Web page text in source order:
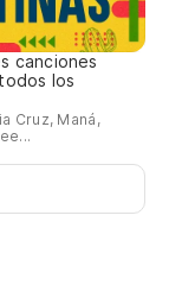
canciones
los
Cruz, Maná,